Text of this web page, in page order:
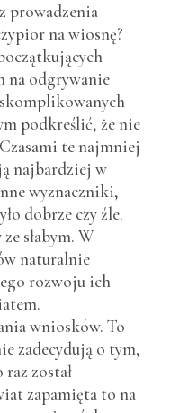
prowadzenia
na wiosnę?
na odgrywanie
podkreślić, że nie
te najmniej
najbardziej w
wyznaczniki,
dobrze czy źle.
słabym. W
naturalnie
rozwoju ich
wniosków. To
zadecydują o tym,
został
zapamięta to na